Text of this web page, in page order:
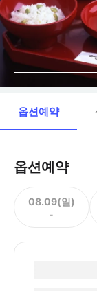
옵션예약
옵션예약
08.09(일)
-